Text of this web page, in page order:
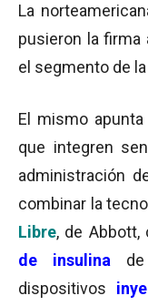
La
pusieron la firma
el segmento de la
El mismo
que integren
administración
combinar la
Libre, de Abbott,
de insulina de
dispositivos